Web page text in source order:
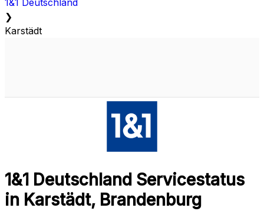
1&1 Deutschland
❯
Karstädt
1&1 Deutschland Servicestatus
in Karstädt, Brandenburg